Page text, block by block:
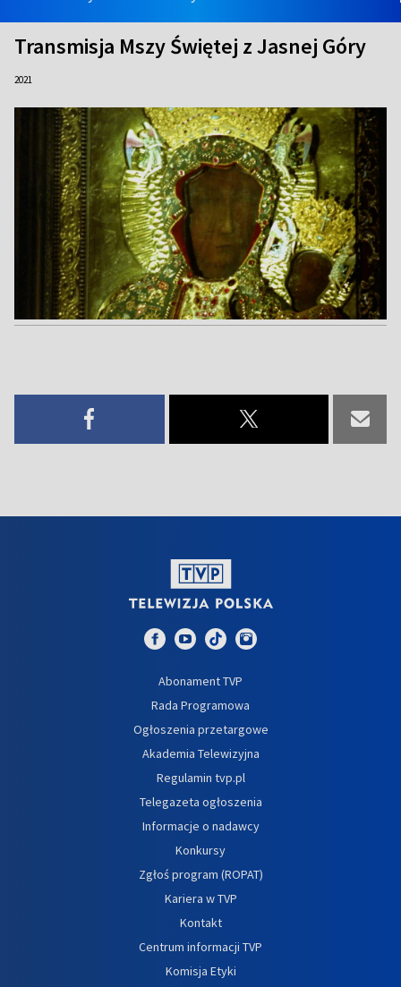
Transmisja Mszy Świętej z Jasnej Góry
2021
Abonament TVP
Rada Programowa
Ogłoszenia przetargowe
Akademia Telewizyjna
Regulamin tvp.pl
Telegazeta ogłoszenia
Informacje o nadawcy
Konkursy
Zgłoś program (ROPAT)
Kariera w TVP
Kontakt
Centrum informacji TVP
Komisja Etyki